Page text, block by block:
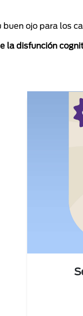
ojo para los
la disfunción